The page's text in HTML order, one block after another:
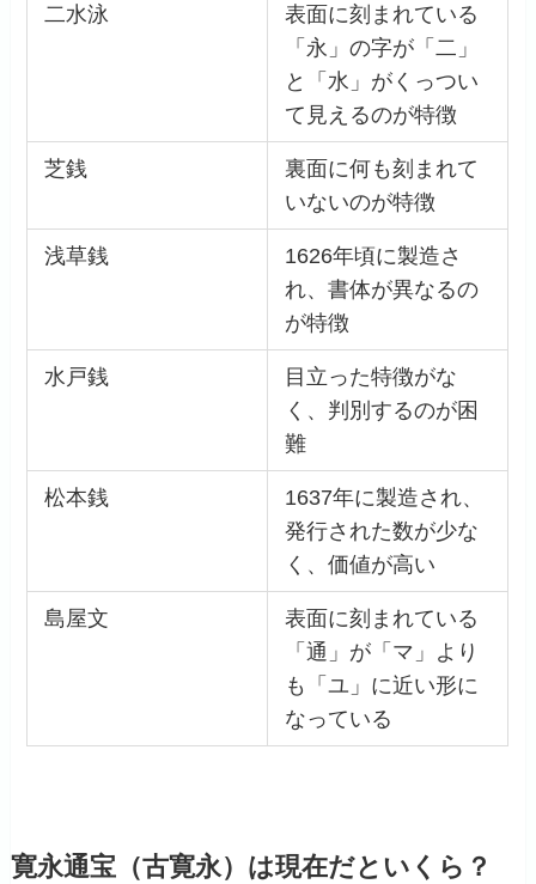
二水泳
表面に刻まれている
「永」の字が「二」
と「水」がくっつい
て見えるのが特徴
芝銭
裏面に何も刻まれて
いないのが特徴
浅草銭
1626年頃に製造さ
れ、書体が異なるの
が特徴
水戸銭
目立った特徴がな
く、判別するのが困
難
松本銭
1637年に製造され、
発行された数が少な
く、価値が高い
島屋文
表面に刻まれている
「通」が「マ」より
も「ユ」に近い形に
なっている
寛永通宝（古寛永）は現在だといくら？